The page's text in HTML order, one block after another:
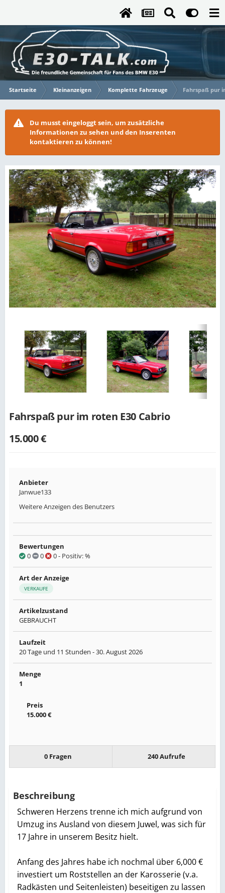
Startseite Kleinanzeigen Komplette Fahrzeuge Fahrspaß pur
Du musst eingeloggt sein, um zusätzliche
Informationen zu sehen und den Inserenten
kontaktieren zu können!
Fahrspaß pur im roten E30 Cabrio
15.000 €
Anbieter
Janwue133
Weitere Anzeigen des Benutzers
Bewertungen
0
0 0- Positiv: %
Art der Anzeige
VERKAUFE
Artikelzustand
GEBRAUCHT
Laufzeit
20 Tage und 11 Stunden -30. August 2026
Menge
1
Preis
15.000 €
0 Fragen 240 Aufrufe
Beschreibung
Schweren Herzens trenne ich mich aufgrund von
Umzug ins Ausland von diesem Juwel, was sich für
17 Jahre in unserem Besitz hielt.
Anfang des Jahres habe ich nochmal über 6,000 €
investiert um Roststellen an der Karosserie (v.a.
Radkästen und Seitenleisten) beseitigen zu lassen